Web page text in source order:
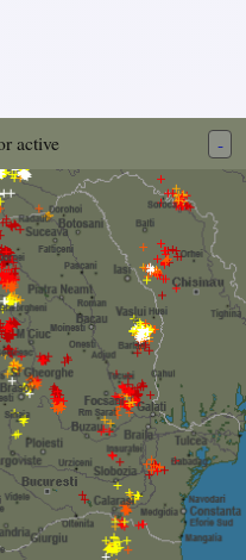
active -